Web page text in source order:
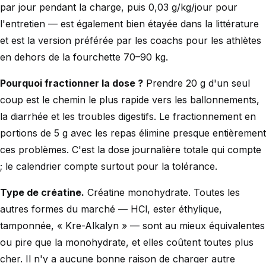
par jour pendant la charge, puis 0,03 g/kg/jour pour
l'entretien — est également bien étayée dans la littérature
et est la version préférée par les coachs pour les athlètes
en dehors de la fourchette 70–90 kg.
Pourquoi fractionner la dose ? Prendre 20 g d'un seul
coup est le chemin le plus rapide vers les ballonnements,
la diarrhée et les troubles digestifs. Le fractionnement en
portions de 5 g avec les repas élimine presque entièrement
ces problèmes. C'est la dose journalière totale qui compte
; le calendrier compte surtout pour la tolérance.
Type de créatine. Créatine monohydrate. Toutes les
autres formes du marché — HCl, ester éthylique,
tamponnée, « Kre-Alkalyn » — sont au mieux équivalentes
ou pire que la monohydrate, et elles coûtent toutes plus
cher. Il n'y a aucune bonne raison de charger autre